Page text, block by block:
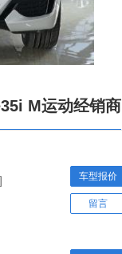
M运动经销商
车型报价
留言